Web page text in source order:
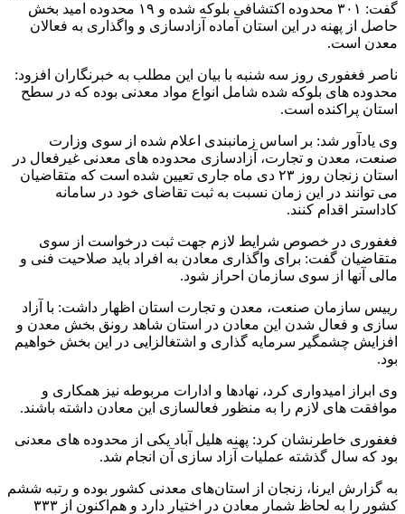
گفت: ۳۰۱ محدوده اکتشافی بلوکه شده و ۱۹ محدوده امید بخش
حاصل از پهنه در این استان آماده آزادسازی و واگذاری به فعالان
معدن است.
ناصر فغفوری روز سه شنبه با بیان این مطلب به خبرنگاران افزود:
محدوده های بلوکه شده شامل انواع مواد معدنی بوده که در سطح
استان پراکنده است.
وی یادآور شد: بر اساس زمانبندی اعلام شده از سوی وزارت
صنعت، معدن و تجارت، آزادسازی محدوده های معدنی غیرفعال در
استان زنجان روز ۲۳ دی ماه جاری تعیین شده است که متقاضیان
می توانند در این زمان نسبت به ثبت تقاضای خود در سامانه
کاداستر اقدام کنند.
فغفوری در خصوص شرایط لازم جهت ثبت درخواست از سوی
متقاضیان گفت: برای واگذاری معادن به افراد باید صلاحیت فنی و
مالی آنها از سوی سازمان احراز شود.
رییس سازمان صنعت، معدن و تجارت استان اظهار داشت: با آزاد
سازی و فعال شدن این معادن در استان شاهد رونق بخش معدن و
افزایش چشمگیر سرمایه گذاری و اشتغالزایی در این بخش خواهیم
بود.
وی ابراز امیدواری کرد، نهادها و ادارات مربوطه نیز همکاری و
موافقت های لازم را به منظور فعالسازی این معادن داشته باشند.
فغفوری خاطرنشان کرد: پهنه هلیل آباد یکی از محدوده های معدنی
بود که سال گذشته عملیات آزاد سازی آن انجام شد.
به گزارش ایرنا، زنجان از استان‌های معدنی کشور بوده و رتبه ششم
کشور را به لحاظ شمار معادن در اختیار دارد و هم‌اکنون از ۳۳۳